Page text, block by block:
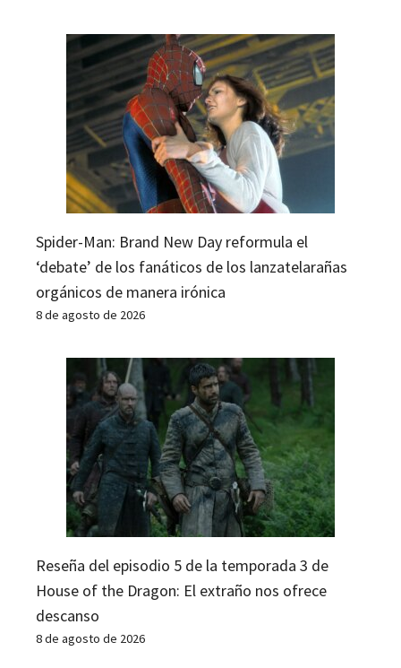
Spider-Man: Brand New Day reformula el
‘debate’ de los fanáticos de los lanzatelarañas
orgánicos de manera irónica
8 de agosto de 2026
Reseña del episodio 5 de la temporada 3 de
House of the Dragon: El extraño nos ofrece
descanso
8 de agosto de 2026